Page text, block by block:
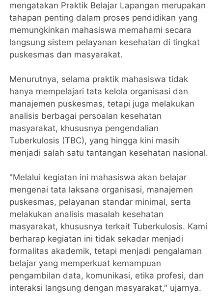
mengatakan Praktik Belajar Lapangan merupakan
tahapan penting dalam proses pendidikan yang
memungkinkan mahasiswa memahami secara
langsung sistem pelayanan kesehatan di tingkat
puskesmas dan masyarakat.
Menurutnya, selama praktik mahasiswa tidak
hanya mempelajari tata kelola organisasi dan
manajemen puskesmas, tetapi juga melakukan
analisis berbagai persoalan kesehatan
masyarakat, khususnya pengendalian
Tuberkulosis (TBC), yang hingga kini masih
menjadi salah satu tantangan kesehatan nasional.
"Melalui kegiatan ini mahasiswa akan belajar
mengenai tata laksana organisasi, manajemen
puskesmas, pelayanan standar minimal, serta
melakukan analisis masalah kesehatan
masyarakat, khususnya terkait Tuberkulosis. Kami
berharap kegiatan ini tidak sekadar menjadi
formalitas akademik, tetapi menjadi pengalaman
belajar yang memperkuat kemampuan
pengambilan data, komunikasi, etika profesi, dan
interaksi langsung dengan masyarakat," ujarnya.